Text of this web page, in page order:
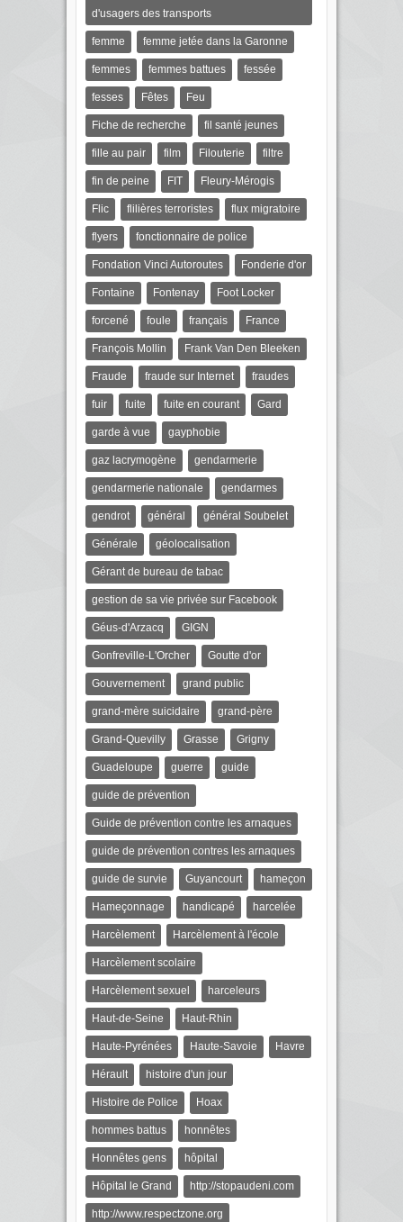
d'usagers des transports
femme femme jetée dans la Garonne
femmes femmes battues fessée
fesses Fêtes Feu
Fiche de recherche fil santé jeunes
fille au pair film Filouterie filtre
fin de peine FIT Fleury-Mérogis
Flic flilières terroristes flux migratoire
flyers fonctionnaire de police
Fondation Vinci Autoroutes Fonderie d'or
Fontaine Fontenay Foot Locker
forcené foule français France
François Mollin Frank Van Den Bleeken
Fraude fraude sur Internet fraudes
fuir fuite fuite en courant Gard
garde à vue gayphobie
gaz lacrymogène gendarmerie
gendarmerie nationale gendarmes
gendrot général général Soubelet
Générale géolocalisation
Gérant de bureau de tabac
gestion de sa vie privée sur Facebook
Géus-d'Arzacq GIGN
Gonfreville-L'Orcher Goutte d'or
Gouvernement grand public
grand-mère suicidaire grand-père
Grand-Quevilly Grasse Grigny
Guadeloupe guerre guide
guide de prévention
Guide de prévention contre les arnaques
guide de prévention contres les arnaques
guide de survie Guyancourt hameçon
Hameçonnage handicapé harcelée
Harcèlement Harcèlement à l'école
Harcèlement scolaire
Harcèlement sexuel harceleurs
Haut-de-Seine Haut-Rhin
Haute-Pyrénées Haute-Savoie Havre
Hérault histoire d'un jour
Histoire de Police Hoax
hommes battus honnêtes
Honnêtes gens hôpital
Hôpital le Grand http://stopaudeni.com
http://www.respectzone.org